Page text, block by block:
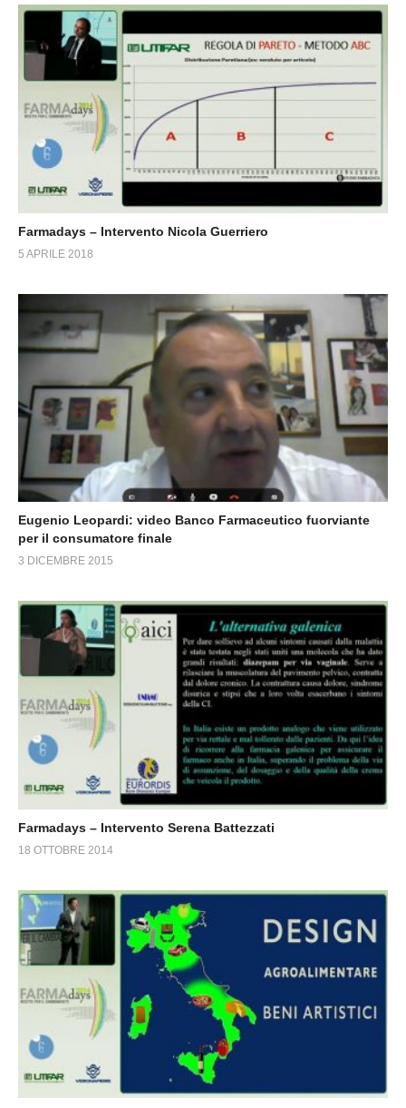
Farmadays – Intervento Nicola Guerriero
5 APRILE 2018
Eugenio Leopardi: video Banco Farmaceutico fuorviante
per il consumatore finale
3 DICEMBRE 2015
Farmadays – Intervento Serena Battezzati
18 OTTOBRE 2014